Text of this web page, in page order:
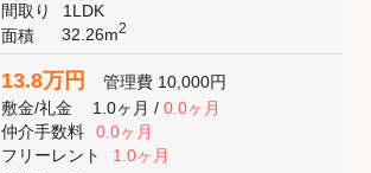
間取り
1LDK
面積
32.26m2
13.8万円 管理費 10,000円
敷金/礼金 1.0ヶ月/ 0.0ヶ月
仲介手数料
0.0ヶ月
フリーレント
1.0ヶ月